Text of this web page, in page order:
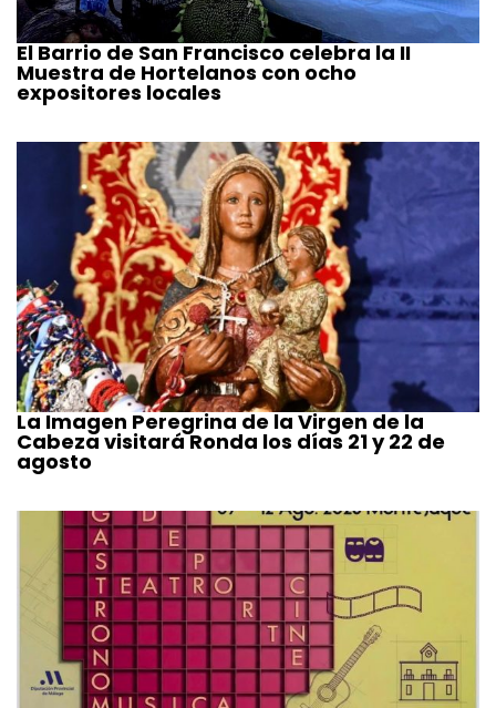
El Barrio de San Francisco celebra la II
Muestra de Hortelanos con ocho
expositores locales
La Imagen Peregrina de la Virgen de la
Cabeza visitará Ronda los días 21 y 22 de
agosto